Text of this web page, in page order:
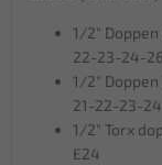
1/2"
22-23-24-
1/2"
21-22-23-
1/2" Torx
E24